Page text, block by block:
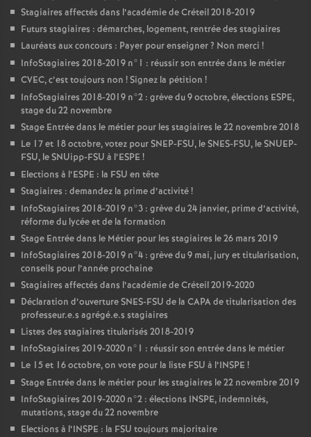
Stagiaires affectés dans l’académie de Créteil 2018-2019
Futurs stagiaires : démarches, logement, rentrée des stagiaires
Lauréats aux concours : Payer pour enseigner? Non merci !
InfoStagiaires 2018-2019 n°1 : réussir son entrée dans le métier
CVEC, c’est toujours non ! Signez la pétition !
InfoStagiaires 2018-2019 n°2 : grève du 9 octobre, élections ESPE,
stage du 22 novembre
Stage Entrée dans le métier pour les stagiaires le 22 novembre 2018
Le 17 et 18 octobre, votez pourSNEP-FSU, leSNES-FSU, leSNUEP-
FSU, le SNUipp-FSU à l’ESPE !
Elections à l’ESPE : la FSU en tête
Stagiaires : demandez la prime d’activité!
InfoStagiaires 2018-2019 n°3 : grève du 24 janvier, prime d’activité,
réforme du lycée et de la formation
Stage Entrée dans le Métier pour les stagiaires le 26 mars 2019
InfoStagiaires 2018-2019 n°4 : grève du 9 mai, jury et titularisation,
conseils pour l’année prochaine
Stagiaires affectés dans l’académie de Créteil 2019-2020
Déclaration d’ouvertureSNES-FSU de la CAPAde titularisation des
professeur.e.s agrégé.e.s stagiaires
Listes des stagiaires titularisés 2018-2019
InfoStagiaires 2019-2020 n°1 : réussir son entrée dans le métier
Le 15 et 16 octobre, on vote pour la liste FSU à l’INSPE !
Stage Entrée dans le métier pour les stagiaires le 22 novembre 2019
InfoStagiaires 2019-2020 n°2 : élections INSPE, indemnités,
mutations, stage du 22 novembre
Elections à l’INSPE : la FSU toujours majoritaire